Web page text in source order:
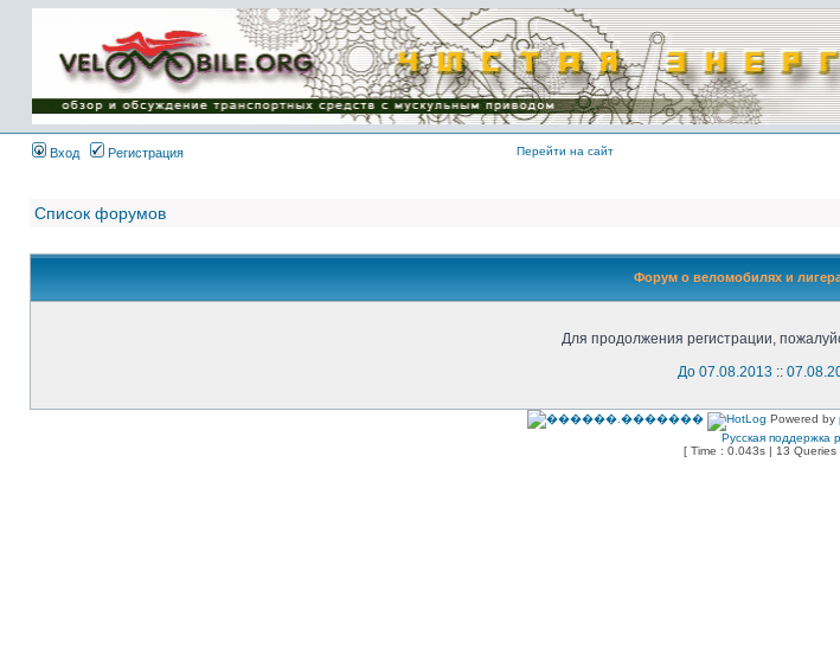
Имя пользователя:
Пароль:
{ LOG_ME_IN_SHORT
}
Вход Регистрация Перейти на сайт
Список форумов
Форум о веломобилях и
Для продолжения регистрации,
До 07.08.2013 ::
Powered by
Русская поддержка
[ Time : 0.043s | 13 Queries